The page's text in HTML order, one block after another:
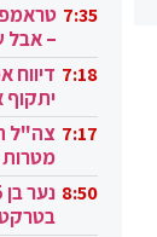
7:35
– אבל
בעזה 7:18 דיווח
7:17 צה"ל
מטרות
8:50